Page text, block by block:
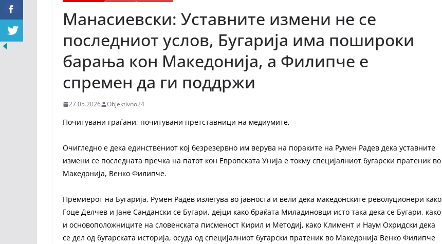
Манасиевски: Уставните измени не се
последниот услов, Бугарија има пошироки
барања кон Македонија, а Филипче е
спремен да ги поддржи
27.05.2026 Objektivno24
Почитувани граѓани, почитувани претставници на медиумите,
Очигледно е дека единствениот кој безрезервно им верува на пораките на Румен Радев дека уставните
измени се последната пречка на патот кон Европската Унија е токму специјалниот бугарски пратеник во
Македонија, Венко Филипче.
Премиерот на Бугарија, Румен Радев излегува во јавноста и вели дека македонските револуционери како
Гоце Делчев и Јане Сандански се Бугари, дејци како браќата Миладиновци исто така дека се Бугари, како
и основоположниците на словенската писменост Кирил и Методиј, како Климент и Наум Охридски дека
се дел од бугарската историја, осуда од специјалниот бугарски пратеник во Македонија Венко Филипче